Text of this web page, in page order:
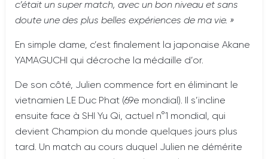
c’était un super match, avec un bon niveau et sans
doute une des plus belles expériences de ma vie. »
En simple dame, c’est finalement la japonaise Akane
YAMAGUCHI qui décroche la médaille d’or.
De son côté, Julien commence fort en éliminant le
vietnamien LE Duc Phat (69e mondial). Il s’incline
ensuite face à SHI Yu Qi, actuel n°1 mondial, qui
devient Champion du monde quelques jours plus
tard. Un match au cours duquel Julien ne démérite